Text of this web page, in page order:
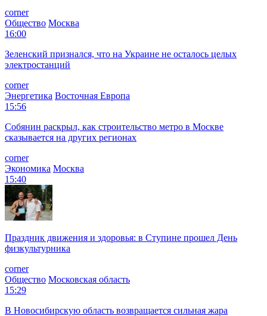
corner
Общество Москва
16:00
Зеленский признался, что на Украине не осталось целых
электростанций
corner
Энергетика Восточная Европа
15:56
Собянин раскрыл, как строительство метро в Москве
сказывается на других регионах
corner
Экономика Москва
15:40
Праздник движения и здоровья: в Ступине прошел День
физкультурника
corner
Общество Московская область
15:29
В Новосибирскую область возвращается сильная жара